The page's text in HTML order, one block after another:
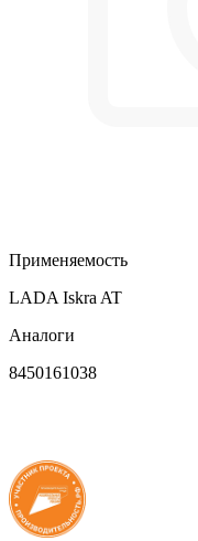
Применяемость
LADA Iskra AT
Аналоги
8450161038